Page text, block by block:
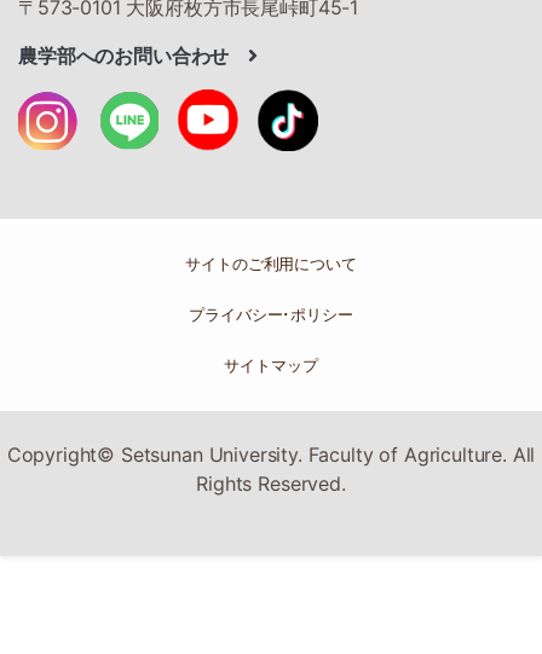
〒573-0101 大阪府枚方市長尾峠町45-1
農学部へのお問い合わせ
サイトのご利用について
プライバシー･ポリシー
サイトマップ
Copyright© Setsunan University. Faculty of Agriculture. All
Rights Reserved.